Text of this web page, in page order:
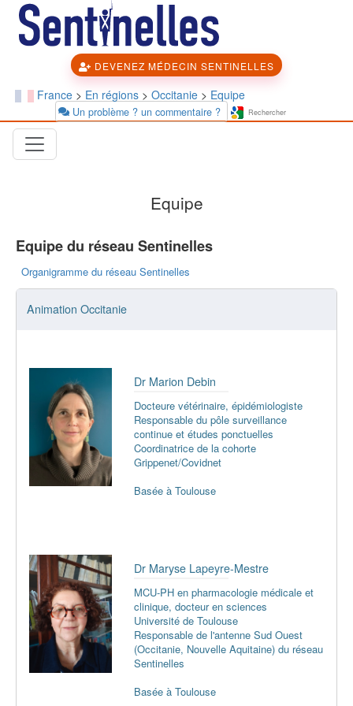
DEVENEZ MÉDECIN SENTINELLES
France > En régions > Occitanie > Equipe
Un problème ? un commentaire ?
Equipe
Equipe du réseau Sentinelles
Organigramme du réseau Sentinelles
Animation Occitanie
Dr Marion Debin
Docteure vétérinaire, épidémiologiste
Responsable du pôle surveillance
continue et études ponctuelles
Coordinatrice de la cohorte
Grippenet/Covidnet
Basée à Toulouse
Dr Maryse Lapeyre-Mestre
MCU-PH en pharmacologie médicale et
clinique, docteur en sciences
Université de Toulouse
Responsable de l'antenne Sud Ouest
(Occitanie, Nouvelle Aquitaine) du réseau
Sentinelles
Basée à Toulouse